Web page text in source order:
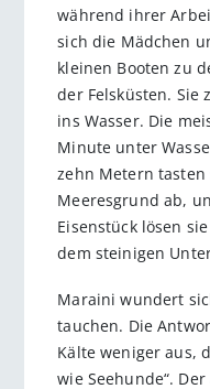
während ihrer
sich die Mädchen
kleinen Booten zu
der Felsküsten. Sie
ins Wasser. Die
Minute unter
zehn Metern
Meeresgrund ab,
Eisenstück lösen
dem steinigen
Maraini wundert
tauchen. Die
Kälte weniger aus,
wie Seehunde“.